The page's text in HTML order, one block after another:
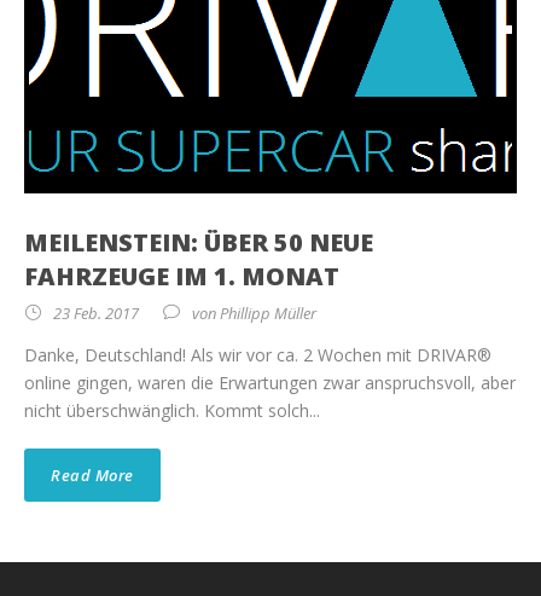
MEILENSTEIN: ÜBER 50 NEUE
FAHRZEUGE IM 1. MONAT
23 Feb. 2017 vonPhillipp Müller
Danke, Deutschland! Als wir vor ca. 2 Wochen mit DRIVAR®
online gingen, waren die Erwartungen zwar anspruchsvoll, aber
nicht überschwänglich. Kommt solch...
Read More